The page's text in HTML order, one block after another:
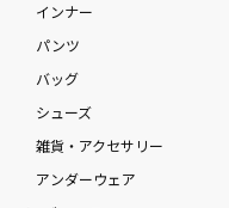
インナー
パンツ
バッグ
シューズ
雑貨・アクセサリー
アンダーウェア